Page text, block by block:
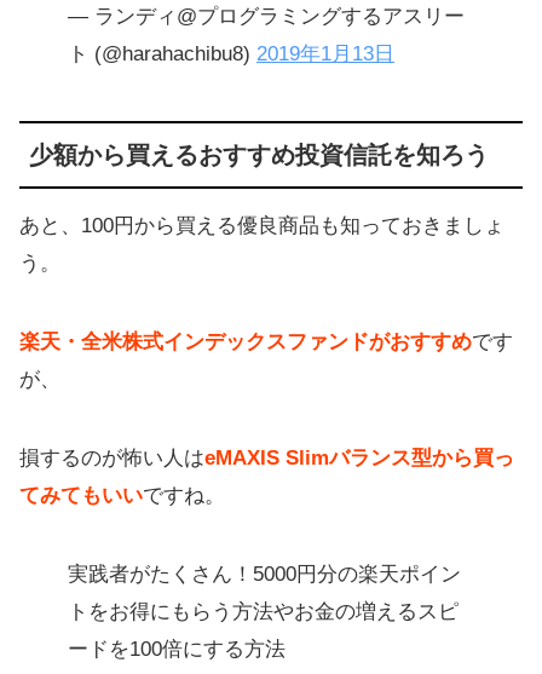
— ランディ@プログラミングするアスリー
ト (@harahachibu8) 2019年1月13日
少額から買えるおすすめ投資信託を知ろう
あと、100円から買える優良商品も知っておきましょ
う。
楽天・全米株式インデックスファンドがおすすめです
が、
損するのが怖い人はeMAXIS Slimバランス型から買っ
てみてもいいですね。
実践者がたくさん！5000円分の楽天ポイン
トをお得にもらう方法やお金の増えるスピ
ードを100倍にする方法